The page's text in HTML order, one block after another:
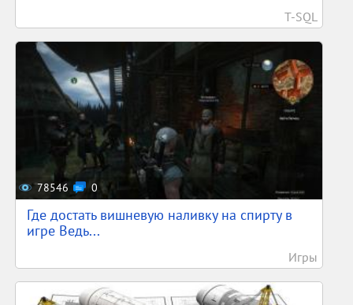
T-SQL
78546 0
Где достать вишневую наливку на спирту в
игре Ведь...
Игры